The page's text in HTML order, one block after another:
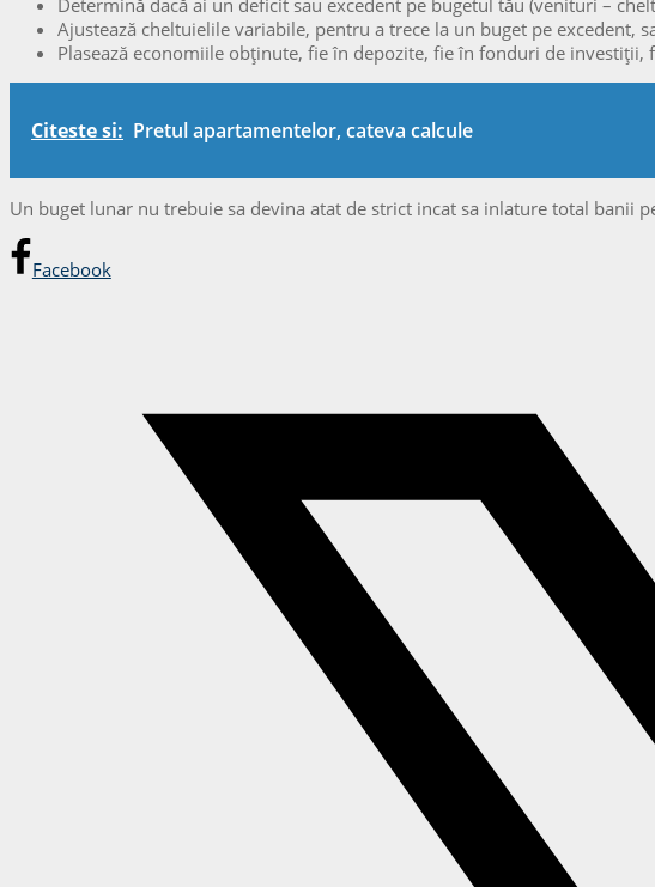
Ajustează cheltuielile variabile, pentru a trece la un buget pe excedent,
Plasează economiile obținute, fie în depozite, fie în fonduri de
Citeste si: Pretul apartamentelor, cateva calcule
Un buget lunar nu trebuie sa devina atat de strict incat sa inlature total banii
Facebook